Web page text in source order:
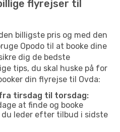
flyrejser til
billigste pris og med den
Opodo til at booke dine
dig de bedste
tips, du skal huske på for
din flyrejse til Ovda:
tirsdag til torsdag:
at finde og booke
leder efter tilbud i sidste